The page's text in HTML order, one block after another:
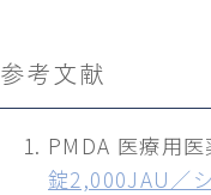
参考文献
PMDA 医療用医
錠2,000JAU／